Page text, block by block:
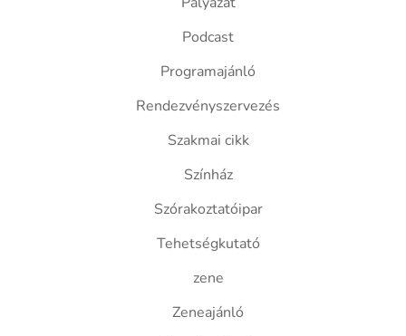
Podcast
Programajánló
Rendezvényszervezés
Szakmai cikk
Színház
Szórakoztatóipar
Tehetségkutató
zene
Zeneajánló